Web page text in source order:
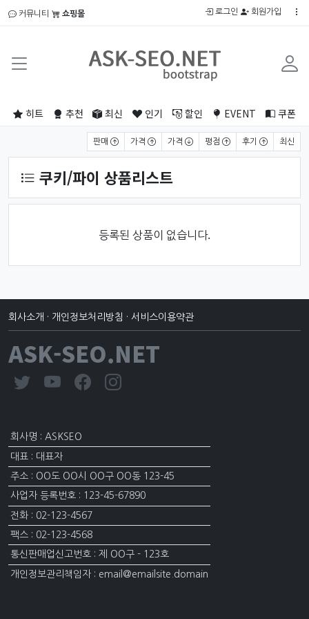
커뮤니티 쇼핑몰 로그인 회원가입
히트 추천 최신 인기 할인 EVENT 쿠폰
판매 가격 가격 평점 후기 최신
쿠키/파이 상품리스트
등록된 상품이 없습니다.
회사소개 · 개인정보처리방침 · 서비스이용약관
ASK-SEO.NET
회사명 : ASKSEO
대표 : 대표자
주소 : OO도 OO시 OO구 OO동 123-45
사업자 등록번호 : 123-45-67890
전화 : 02-123-4567
팩스 : 02-123-4568
통신판매업신고번호 : 제 OO구 - 123호
개인정보관리책임자 : email@emailsite.domain